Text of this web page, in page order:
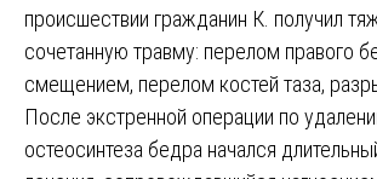
происшествии гражданин К. получил
сочетанную травму: перелом правого
смещением, перелом костей таза,
После экстренной операции по
остеосинтеза бедра начался